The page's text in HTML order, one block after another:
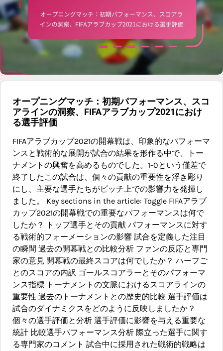
オープニングマッチ：初期パフォーマンス、スコ
アラインの洞察、FIFAアラブカップ2021におけ
る選手評価
FIFAアラブカップ2021の開幕戦は、印象的なパフォーマ
ンスと戦術的な展開が試合の結果を形作る中で、トー
ナメントの興奮を高めるものでした。1-0という僅差で
終了したこの試合は、個々の貢献の重要性を浮き彫り
にし、主要な選手たちがピッチ上での影響力を発揮し
ました。 Key sections in the article: Toggle FIFAアラブ
カップ2021の開幕戦での重要なパフォーマンスは何で
したか？ トップ選手とその貢献 パフォーマンスに対す
る戦術的フォーメーションの影響 試合を定義した注目
の瞬間 過去の開幕戦との比較分析 ファンの反応と専門
家の意見 開幕戦の最終スコアは何でしたか？ ハーフご
とのスコアの内訳 ゴールスコアラーとそのパフォーマ
ンス指標 トーナメントの文脈におけるスコアラインの
重要性 過去のトーナメントとの歴史的比較 選手評価は
試合のダイナミクスをどのように反映しましたか？
個々の選手評価と分析 選手評価に影響を与える重要な
統計 比較選手パフォーマンス分析 際立った選手に関す
る専門家のコメント 試合中に採用された戦術的戦略は